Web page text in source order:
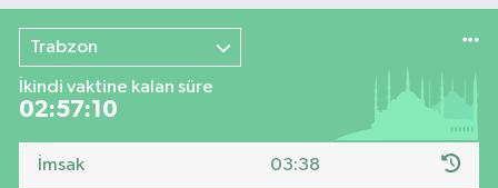
Trabzon
İkindi vaktine kalan süre
02:57:09
İmsak 03:38